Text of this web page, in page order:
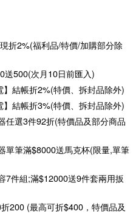
折2%(福利品/特價/加購部分除
送500(次月10日前匯入)
結帳折2%(特價、拆封品除外)
結帳折3%(特價、拆封品除外)
任選3件92折(特價品及部分商品
單筆滿$8000送馬克杯(限量,單筆
7件組;滿$12000送9件套兩用扳
200 (最高可折$400，特價品及